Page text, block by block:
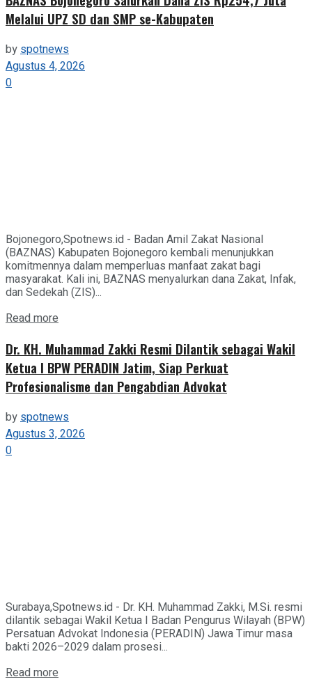
Melalui UPZ SD dan SMP se-Kabupaten
by spotnews
Agustus 4, 2026
0
Bojonegoro,Spotnews.id - Badan Amil Zakat Nasional
(BAZNAS) Kabupaten Bojonegoro kembali menunjukkan
komitmennya dalam memperluas manfaat zakat bagi
masyarakat. Kali ini, BAZNAS menyalurkan dana Zakat, Infak,
dan Sedekah (ZIS)...
Read more
Dr. KH. Muhammad Zakki Resmi Dilantik sebagai Wakil
Ketua I BPW PERADIN Jatim, Siap Perkuat
Profesionalisme dan Pengabdian Advokat
byspotnews
Agustus 3, 2026
0
Surabaya,Spotnews.id - Dr. KH. Muhammad Zakki, M.Si. resmi
dilantik sebagai Wakil Ketua I Badan Pengurus Wilayah (BPW)
Persatuan Advokat Indonesia (PERADIN) Jawa Timur masa
bakti 2026–2029 dalam prosesi...
Read more